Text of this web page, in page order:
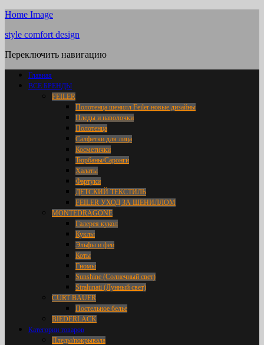
Home Image
style comfort design
Переключить навигацию
Главная
ВСЕ БРЕНДЫ
FEILER
Полотенца шенилл Feiler новые дизайны
Пледы и наволочки
Полотенца
Салфетки для лица
Косметички
Тюрбаны/Саронги
Халаты
Фартуки
ДЕТСКИЙ ТЕКСТИЛЬ
FEILER УХОД ЗА ШЕНИЛЛОМ
MONTEDRAGONE
Галерея кукол
Куклы
Эльфы и феи
Коты
Гномы
Sunshine (Солнечный свет)
Stralunati (Лунный свет)
CURT BAUER
Постельное белье
BIEDERLACK
Категории товаров
Пледы/покрывала